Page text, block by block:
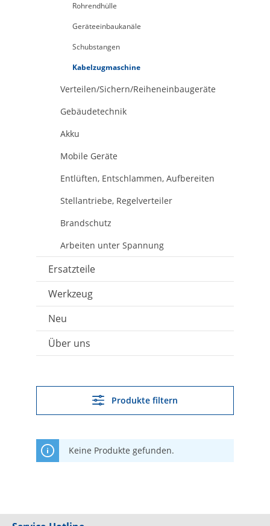
Rohrendhülle
Geräteeinbaukanäle
Schubstangen
Kabelzugmaschine
Verteilen/Sichern/Reiheneinbaugeräte
Gebäudetechnik
Akku
Mobile Geräte
Entlüften, Entschlammen, Aufbereiten
Stellantriebe, Regelverteiler
Brandschutz
Arbeiten unter Spannung
Ersatzteile
Werkzeug
Neu
Über uns
Produkte filtern
Keine Produkte gefunden.